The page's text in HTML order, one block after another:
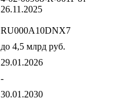
26.11.2025
RU000A10DNX7
до 4,5 млрд руб.
29.01.2026
-
30.01.2030